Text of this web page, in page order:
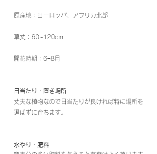
原産地：ヨーロッパ、アフリカ北部
草丈：60~120cm
開花時期：6−8月
日当たり・置き場所
丈夫な植物なので日当たりが良ければ特に場所を
選ばずに育ちます。
水やり・肥料